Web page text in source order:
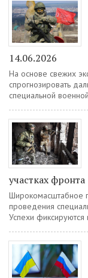
14.06.2026
На основе свежих
спрогнозировать
специальной
участках фронта
Широкомасштабное
проведения
Успехи фиксируются